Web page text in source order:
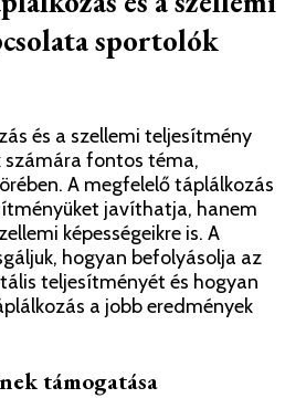
sportolók
és a szellemi teljesítmény
számára fontos téma,
A megfelelő táplálkozás
javíthatja, hanem
képességeikre is. A
hogyan befolyásolja az
teljesítményét és hogyan
a jobb eredmények
támogatása